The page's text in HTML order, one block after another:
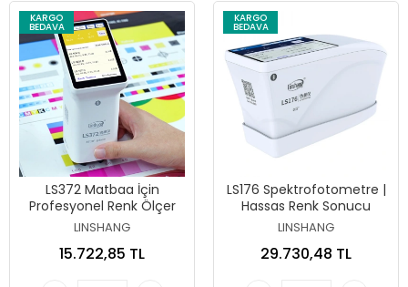
KARGO
BEDAVA
LS372 Matbaa İçin
Profesyonel Renk Ölçer
LINSHANG
15.722,85 TL
KARGO
BEDAVA
LS176 Spektrofotometre |
Hassas Renk Sonucu
LINSHANG
29.730,48 TL